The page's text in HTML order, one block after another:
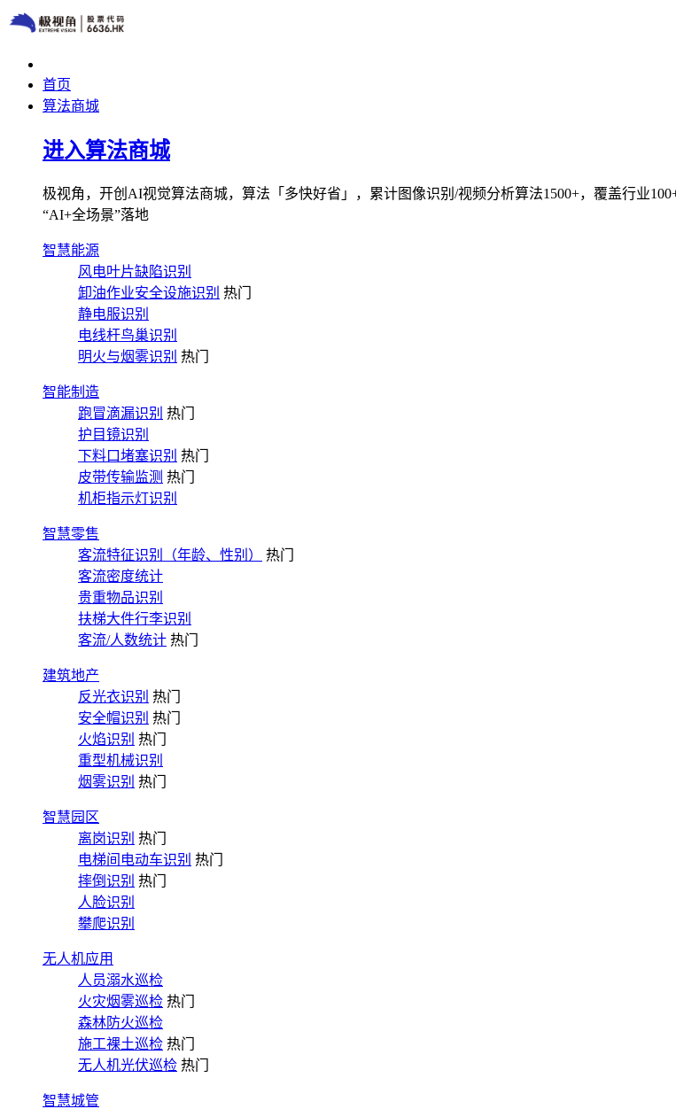
首页
算法商城
进入算法商城
极视角，开创AI视觉算法商城，算法「多快好省」，累计图像识别/视频分析算法1500+，覆盖行业
“AI+全场景”落地
智慧能源
风电叶片缺陷识别
卸油作业安全设施识别 热门
静电服识别
电线杆鸟巢识别
明火与烟雾识别 热门
智能制造
跑冒滴漏识别 热门
护目镜识别
下料口堵塞识别 热门
皮带传输监测 热门
机柜指示灯识别
智慧零售
客流特征识别（年龄、性别）
热门
客流密度统计
贵重物品识别
扶梯大件行李识别
客流/人数统计 热门
建筑地产
反光衣识别 热门
安全帽识别 热门
火焰识别 热门
重型机械识别
烟雾识别 热门
智慧园区
离岗识别 热门
电梯间电动车识别 热门
摔倒识别 热门
人脸识别
攀爬识别
无人机应用
人员溺水巡检
火灾烟雾巡检 热门
森林防火巡检
施工裸土巡检 热门
无人机光伏巡检 热门
智慧城管